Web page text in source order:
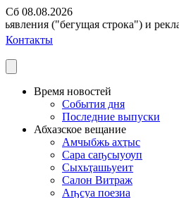
Сб 08.08.2026
("бегущая строка") и
Контакты
Время новостей
События дня
Последние выпуски
Абхазское вещание
Амчыбжь ахҭыс
Сара саҧсыуоуп
Сыхьҭашьуеит
Салон Витраж
Аҧсуа поезиа